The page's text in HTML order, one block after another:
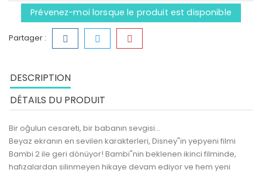
Prévenez-moi lorsque le produit est disponible
Partager :
DESCRIPTION
DÉTAILS DU PRODUIT
Bir oğulun cesareti, bir babanın sevgisi...
Beyaz ekranın en sevilen karakterleri, Disney"in yepyeni filmi
Bambi 2 ile geri dönüyor! Bambi"nin beklenen ikinci filminde,
hafızalardan silinmeyen hikaye devam ediyor ve hem yeni